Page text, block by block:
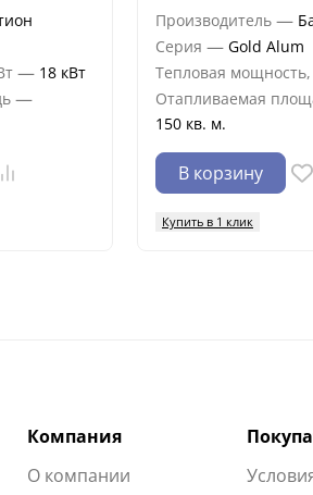
— 18 кВт
—
Производитель —
Серия — Gold Alum
Тепловая мощность,
Отапливаемая
150 кв. м.
В корзину
Купить в 1 клик
Компания
О компании